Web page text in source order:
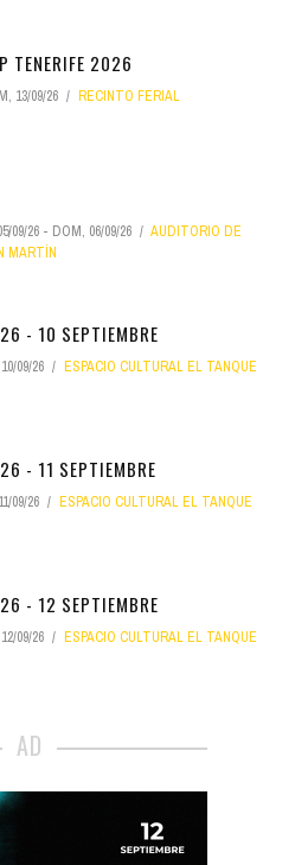
TENERIFE 2026
13/09/26 RECINTO FERIAL
09/26 - DOM, 06/09/26
AUDITORIO DE
MARTÍN
- 10 SEPTIEMBRE
09/26 ESPACIO CULTURAL EL TANQUE
- 11 SEPTIEMBRE
09/26 ESPACIO CULTURAL EL TANQUE
- 12 SEPTIEMBRE
09/26 ESPACIO CULTURAL EL TANQUE
AD